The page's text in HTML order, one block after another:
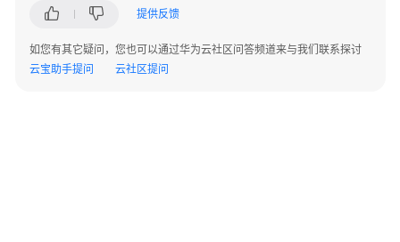
平
API
提供反馈
如您有其它疑问，您也可以通过华为云社区问答频道来与我们联系探讨
云宝助手提问
云社区提问